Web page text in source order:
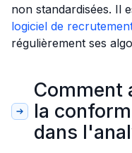
non standardisées. Il
logiciel de
régulièrement ses
Comment
la
dans